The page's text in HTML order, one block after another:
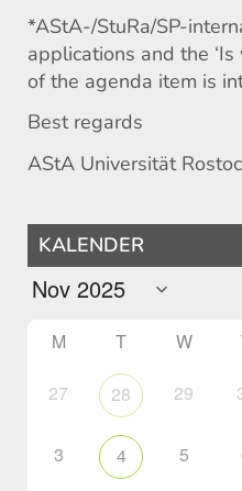
*AStA-/StuRa/SP-
applications and the
of the agenda item is
Best regards
AStA Universität
KALENDER
M T W
27 28 29
3 4 5